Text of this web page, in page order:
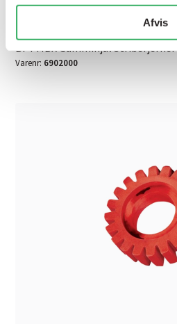
Afvis
BPY MBX Gummihjul Stribefjerner
Varenr: 6902000